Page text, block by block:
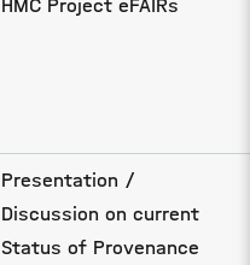
HMC Project eFAIRs
Presentation /
Discussion on current
Status of Provenance